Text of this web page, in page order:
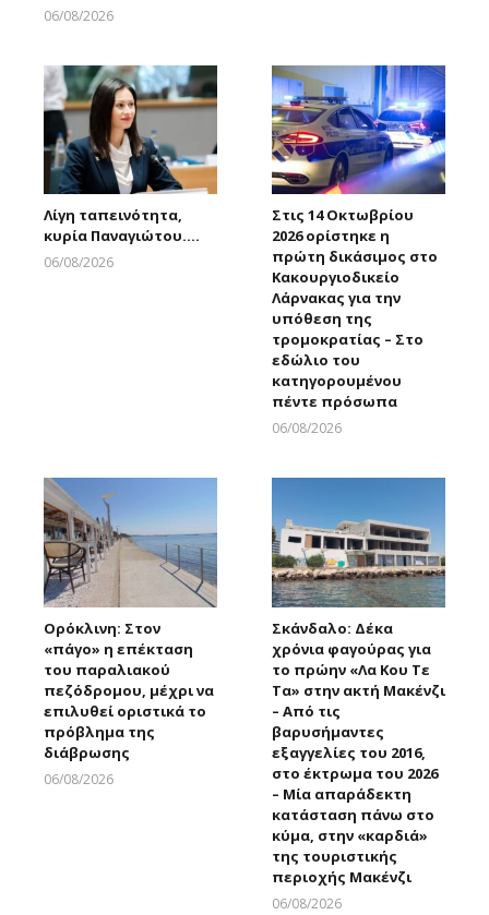
06/08/2026
Λίγη ταπεινότητα,
κυρία Παναγιώτου….
06/08/2026
Στις 14 Οκτωβρίου
2026 ορίστηκε η
πρώτη δικάσιμος στο
Κακουργιοδικείο
Λάρνακας για την
υπόθεση της
τρομοκρατίας – Στο
εδώλιο του
κατηγορουμένου
πέντε πρόσωπα
06/08/2026
Ορόκλινη: Στον
«πάγο» η επέκταση
του παραλιακού
πεζόδρομου, μέχρι να
επιλυθεί οριστικά το
πρόβλημα της
διάβρωσης
06/08/2026
Σκάνδαλο: Δέκα
χρόνια φαγούρας για
το πρώην «Λα Κου Τε
Τα» στην ακτή Μακένζι
– Από τις
βαρυσήμαντες
εξαγγελίες του 2016,
στο έκτρωμα του 2026
– Μία απαράδεκτη
κατάσταση πάνω στο
κύμα, στην «καρδιά»
της τουριστικής
περιοχής Μακένζι
06/08/2026